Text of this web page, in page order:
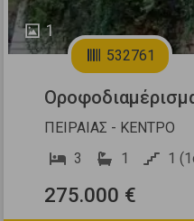
1
532761
ΠΕΙΡΑΙΑΣ - ΚΕΝΤΡΟ
3
1 1
275.000 €